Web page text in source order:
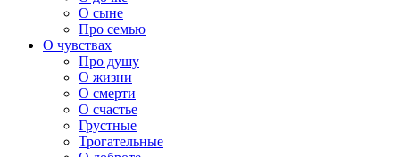
О сыне
Про семью
О чувствах
Про душу
О жизни
О смерти
О счастье
Грустные
Трогательные